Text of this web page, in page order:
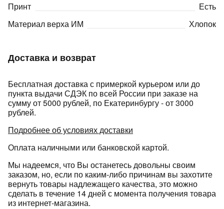
Доставка и возврат
Бесплатная доставка с примеркой курьером или до
пункта выдачи СДЭК по всей России при заказе на
сумму от 5000 рублей, по Екатеринбургу - от 3000
рублей.
Подробнее об условиях доставки
Оплата наличными или банковской картой.
Мы надеемся, что Вы останетесь довольны своим
заказом, но, если по каким-либо причинам вы захотите
вернуть товары надлежащего качества, это можно
сделать в течение 14 дней с момента получения товара
из интернет-магазина.
Принт
Есть
Материал верха ИМ
Хлопок